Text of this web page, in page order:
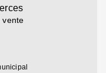
vente